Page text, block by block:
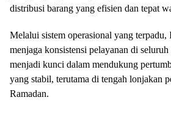
distribusi barang yang efisien dan tepat
Melalui sistem operasional yang
menjaga konsistensi pelayanan di
menjadi kunci dalam mendukung
yang stabil, terutama di tengah lonjakan
Ramadan.